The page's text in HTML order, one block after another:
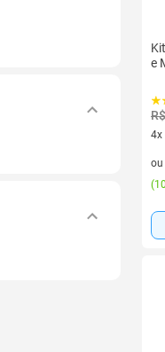
e
4x
4
ou
(